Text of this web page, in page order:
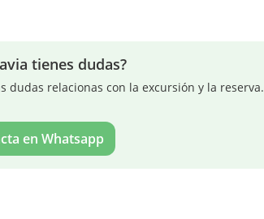
tienes dudas?
dudas relacionas con la excursión y la reserva.
en Whatsapp